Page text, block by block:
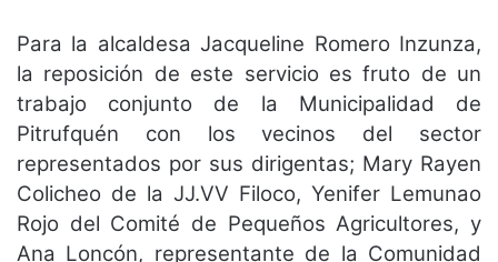
Para la alcaldesa Jacqueline Romero Inzunza,
la reposición de este servicio es fruto de un
trabajo conjunto de la Municipalidad de
Pitrufquén con los vecinos del sector
representados por sus dirigentas; Mary Rayen
Colicheo de la JJ.VV Filoco, Yenifer Lemunao
Rojo del Comité de Pequeños Agricultores, y
Ana Loncón, representante de la Comunidad